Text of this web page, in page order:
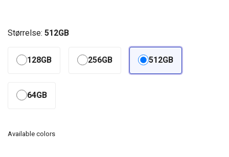
Størrelse: 512GB
128GB 256GB 512GB
64GB
Available colors